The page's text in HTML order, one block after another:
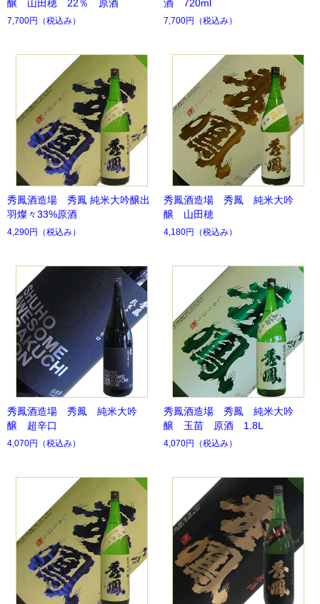
醸 山田穂 22％ 原酒
7,700円 （税込み）
酒 720ml
7,700円 （税込み）
秀鳳酒造場 秀鳳 純米大吟醸出
羽燦々33%原酒
4,290円 （税込み）
秀鳳酒造場 秀鳳 純米大吟
醸 山田穂
4,180円 （税込み）
秀鳳酒造場 秀鳳 純米大吟
醸 超辛口
4,070円 （税込み）
秀鳳酒造場 秀鳳 純米大吟
醸 玉苗 原酒 1.8L
4,070円 （税込み）